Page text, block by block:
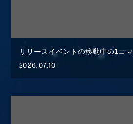
リリースイベントの移動中の1コマ
2026.07.10